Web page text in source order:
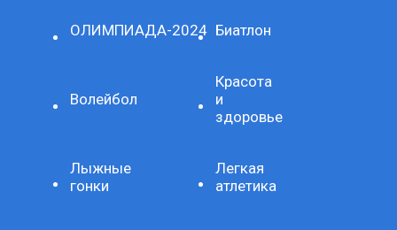
ОЛИМПИАДА-2024 Биатлон
Волейбол
Красота
и
здоровье
Лыжные
гонки
Легкая
атлетика